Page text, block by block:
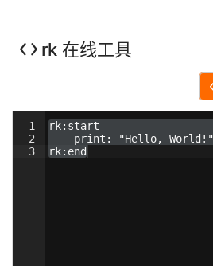
rk 在线工具
1
2
3
rk:start
    print: "Hello, World!"
rk:end